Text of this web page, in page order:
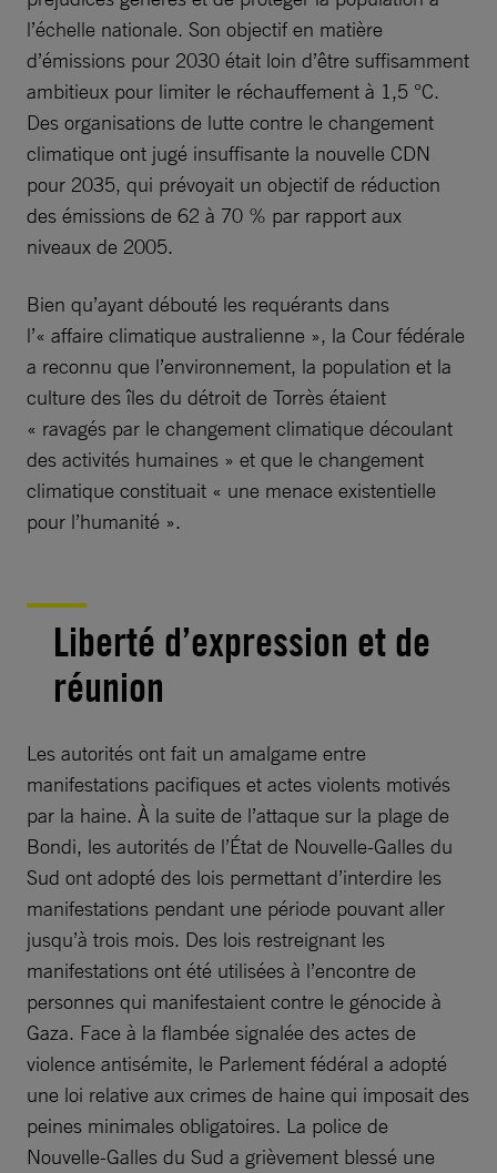
l’échelle nationale. Son objectif en matière
d’émissions pour 2030 était loin d’être suffisamment
ambitieux pour limiter le réchauffement à 1,5 °C.
Des organisations de lutte contre le changement
climatique ont jugé insuffisante la nouvelle CDN
pour 2035, qui prévoyait un objectif de réduction
des émissions de 62 à 70 % par rapport aux
niveaux de 2005.
Bien qu’ayant débouté les requérants dans
l’« affaire climatique australienne », la Cour fédérale
a reconnu que l’environnement, la population et la
culture des îles du détroit de Torrès étaient
« ravagés par le changement climatique découlant
des activités humaines » et que le changement
climatique constituait « une menace existentielle
pour l’humanité ».
Liberté d’expression et de
réunion
Les autorités ont fait un amalgame entre
manifestations pacifiques et actes violents motivés
par la haine. À la suite de l’attaque sur la plage de
Bondi, les autorités de l’État de Nouvelle-Galles du
Sud ont adopté des lois permettant d’interdire les
manifestations pendant une période pouvant aller
jusqu’à trois mois. Des lois restreignant les
manifestations ont été utilisées à l’encontre de
personnes qui manifestaient contre le génocide à
Gaza. Face à la flambée signalée des actes de
violence antisémite, le Parlement fédéral a adopté
une loi relative aux crimes de haine qui imposait des
peines minimales obligatoires. La police de
Nouvelle-Galles du Sud a grièvement blessé une